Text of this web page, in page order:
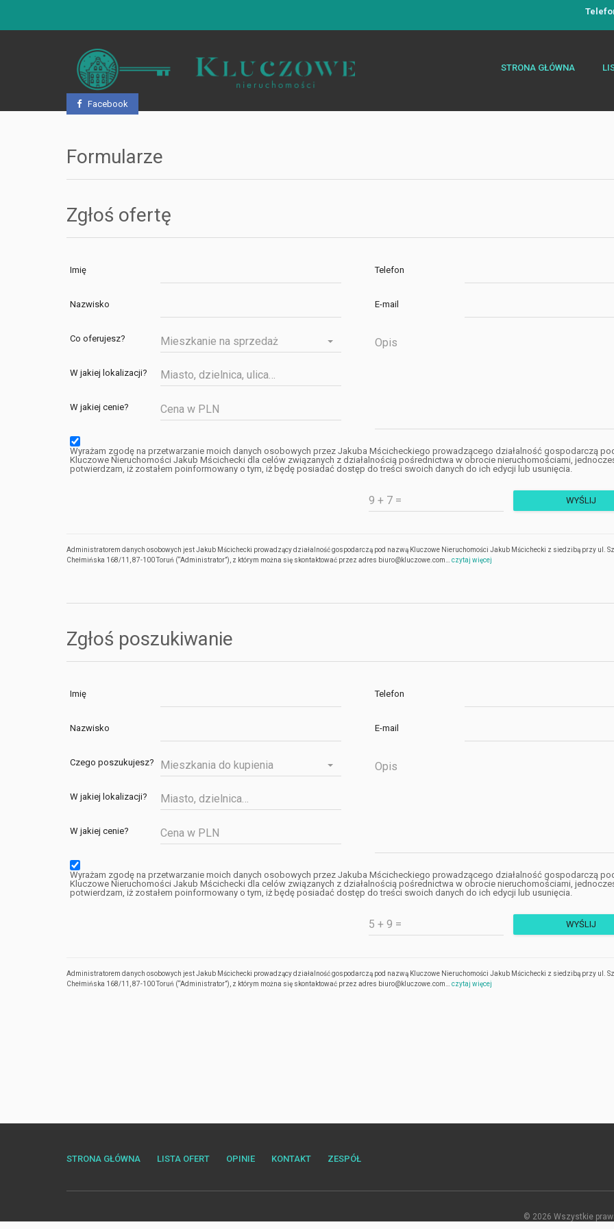
STRONA GŁÓWNA
Facebook
Formularze
Zgłoś ofertę
Imię
Nazwisko
Telefon
E-mail
Co oferujesz? Mieszkanie na sprzedaż
W jakiej lokalizacji?
W jakiej cenie?
Wyrażam zgodę na przetwarzanie moich danych osobowych przez Jakuba Mścicheckiego prowadzącego działalność gospodarczą
Kluczowe Nieruchomości Jakub Mścichecki dla celów związanych z działalnością pośrednictwa w obrocie nieruchomościami,
potwierdzam, iż zostałem poinformowany o tym, iż będę posiadać dostęp do treści swoich danych do ich edycji lub usunięcia.
Administratorem danych osobowych jest Jakub Mścichecki prowadzący działalność gospodarczą pod nazwą Kluczowe Nieruchomości Jakub Mścichecki z siedzibą przy ul.
Chełmińska 168/11, 87-100 Toruń (“Administrator”), z którym można się skontaktować przez adres biuro@kluczowe.com… czytaj więcej
Zgłoś poszukiwanie
Imię
Nazwisko
Telefon
E-mail
Czego poszukujesz? Mieszkania do kupienia
W jakiej lokalizacji?
W jakiej cenie?
Wyrażam zgodę na przetwarzanie moich danych osobowych przez Jakuba Mścicheckiego prowadzącego działalność gospodarczą
Kluczowe Nieruchomości Jakub Mścichecki dla celów związanych z działalnością pośrednictwa w obrocie nieruchomościami,
potwierdzam, iż zostałem poinformowany o tym, iż będę posiadać dostęp do treści swoich danych do ich edycji lub usunięcia.
Administratorem danych osobowych jest Jakub Mścichecki prowadzący działalność gospodarczą pod nazwą Kluczowe Nieruchomości Jakub Mścichecki z siedzibą przy ul.
Chełmińska 168/11, 87-100 Toruń (“Administrator”), z którym można się skontaktować przez adres biuro@kluczowe.com… czytaj więcej
STRONA GŁÓWNA LISTA OFERT OPINIE KONTAKT ZESPÓŁ
© 2026 Wszystkie